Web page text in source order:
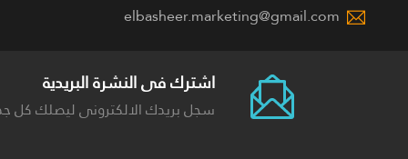
elbasheer.marketing@gmail.com
اشترك فى النشرة البريدية
سجل بريدك الالكترونى ليصلك كل